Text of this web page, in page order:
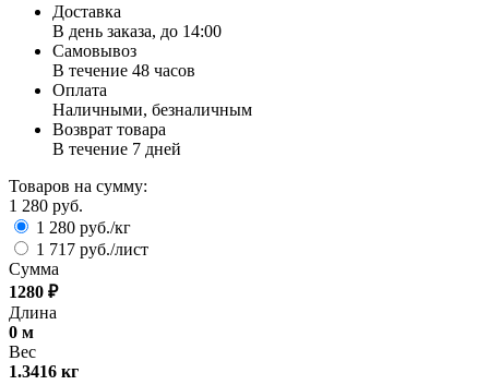
Доставка
В день заказа, до 14:00
Самовывоз
В течение 48 часов
Оплата
Наличными, безналичным
Возврат товара
В течение 7 дней
Товаров на сумму:
1 280 руб.
1 280 руб./кг
1 717 руб./лист
Сумма
1280 ₽
Длина
0 м
Вес
1.3416 кг